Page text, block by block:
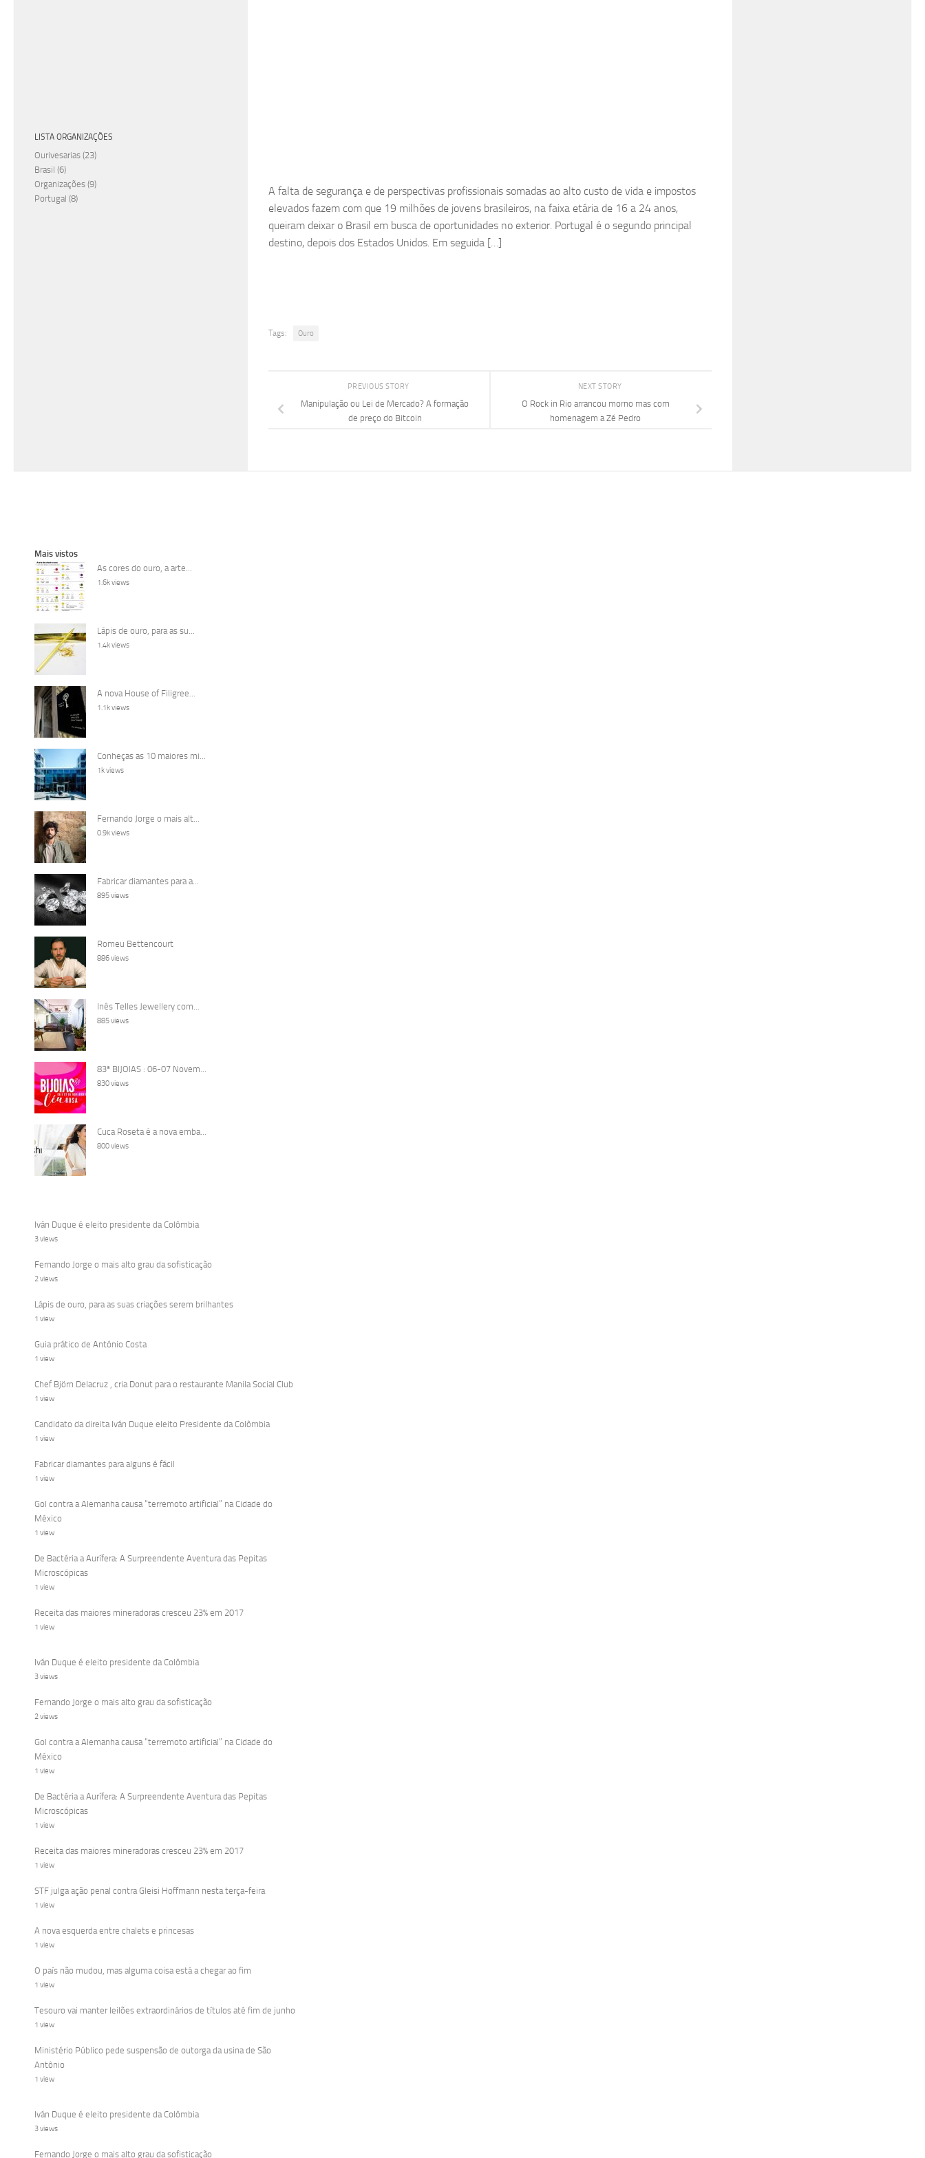
A falta de segurança e de perspectivas profissionais somadas ao alto custo de vida e impostos
elevados fazem com que 19 milhões de jovens brasileiros, na faixa etária de 16 a 24 anos,
queiram deixar o Brasil em busca de oportunidades no exterior. Portugal é o segundo principal
destino, depois dos Estados Unidos. Em seguida […]
Tags: Ouro
NEXT STORY
O Rock in Rio arrancou morno mas com
homenagem a Zé Pedro
PREVIOUS STORY
Manipulação ou Lei de Mercado? A formação
de preço do Bitcoin
LISTA ORGANIZAÇÕES
Ourivesarias (23)
Brasil (6)
Organizações (9)
Portugal (8)
Mais vistos
As cores do ouro, a arte...
1.6k views
Lápis de ouro, para as su...
1.4k views
A nova House of Filigree...
1.1k views
Conheças as 10 maiores mi...
1k views
Fernando Jorge o mais alt...
0.9k views
Fabricar diamantes para a...
895 views
Romeu Bettencourt
886 views
Inês Telles Jewellery com...
885 views
83ª BIJOIAS : 06-07 Novem...
830 views
Cuca Roseta é a nova emba...
800 views
Iván Duque é eleito presidente da Colômbia
3 views
Fernando Jorge o mais alto grau da sofisticação
2 views
Lápis de ouro, para as suas criações serem brilhantes
1 view
Guia prático de António Costa
1 view
Chef Björn Delacruz , cria Donut para o restaurante Manila Social Club
1 view
Candidato da direita Iván Duque eleito Presidente da Colômbia
1 view
Fabricar diamantes para alguns é fácil
1 view
Gol contra a Alemanha causa “terremoto artificial” na Cidade do
México
1 view
De Bactéria a Aurífera: A Surpreendente Aventura das Pepitas
Microscópicas
1 view
Receita das maiores mineradoras cresceu 23% em 2017
1 view
Iván Duque é eleito presidente da Colômbia
3 views
Fernando Jorge o mais alto grau da sofisticação
2 views
Gol contra a Alemanha causa “terremoto artificial” na Cidade do
México
1 view
De Bactéria a Aurífera: A Surpreendente Aventura das Pepitas
Microscópicas
1 view
Receita das maiores mineradoras cresceu 23% em 2017
1 view
STF julga ação penal contra Gleisi Hoffmann nesta terça-feira
1 view
A nova esquerda entre chalets e princesas
1 view
O país não mudou, mas alguma coisa está a chegar ao fim
1 view
Tesouro vai manter leilões extraordinários de títulos até fim de junho
1 view
Ministério Público pede suspensão de outorga da usina de São
Antônio
1 view
Iván Duque é eleito presidente da Colômbia
3 views
Fernando Jorge o mais alto grau da sofisticação